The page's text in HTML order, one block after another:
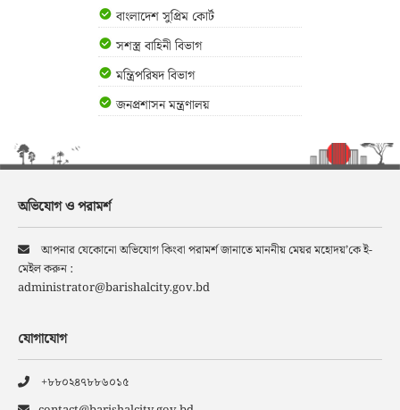
বাংলাদেশ সুপ্রিম কোর্ট
সশস্ত্র বাহিনী বিভাগ
মন্ত্রিপরিষদ বিভাগ
জনপ্রশাসন মন্ত্রণালয়
অভিযোগ ও পরামর্শ
আপনার যেকোনো অভিযোগ কিংবা পরামর্শ জানাতে মাননীয় মেয়র মহোদয়’কে ই-
মেইল করুন :
administrator@barishalcity.gov.bd
যোগাযোগ
+৮৮০২৪৭৮৮৬০১৫